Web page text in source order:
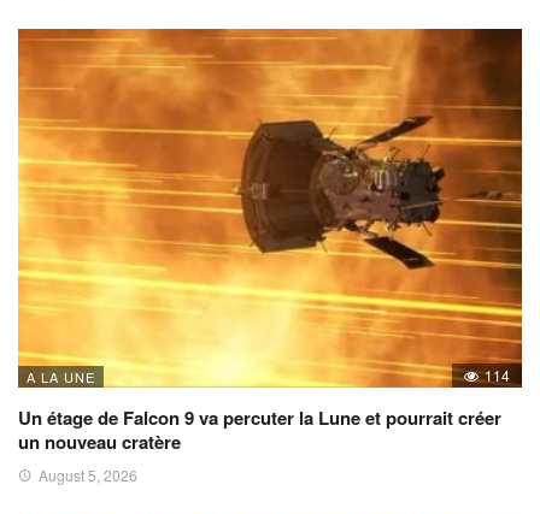
A LA UNE 114
Un étage de Falcon 9 va percuter la Lune et pourrait créer
un nouveau cratère
August 5, 2026